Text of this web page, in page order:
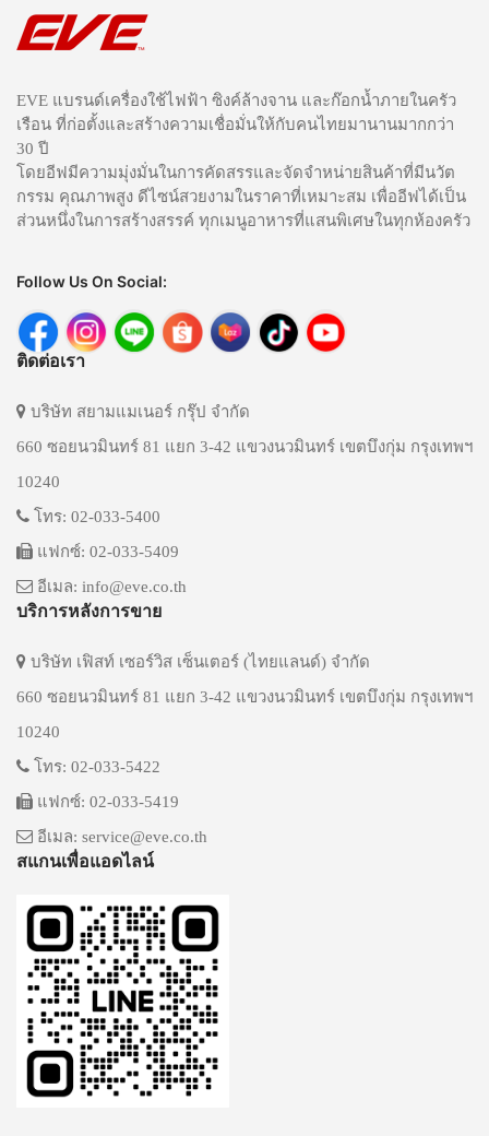
EVE แบรนด์เครื่องใช้ไฟฟ้า ซิงค์ล้างจาน และก๊อกน้ำภายในครัว
เรือน ที่ก่อตั้งและสร้างความเชื่อมั่นให้กับคนไทยมานานมากกว่า
30 ปี
โดยอีฟมีความมุ่งมั่นในการคัดสรรและจัดจำหน่ายสินค้าที่มีนวัต
กรรม คุณภาพสูง ดีไซน์สวยงามในราคาที่เหมาะสม เพื่ออีฟได้เป็น
ส่วนหนึ่งในการสร้างสรรค์ ทุกเมนูอาหารที่แสนพิเศษในทุกห้องครัว
Follow Us On Social:
ติดต่อเรา
บริษัท สยามแมเนอร์ กรุ๊ป จำกัด
660 ซอยนวมินทร์ 81 แยก 3-42 แขวงนวมินทร์ เขตบึงกุ่ม กรุงเทพฯ
10240
โทร: 02-033-5400
แฟกซ์: 02-033-5409
อีเมล: info@eve.co.th
บริการหลังการขาย
บริษัท เฟิสท์ เซอร์วิส เซ็นเตอร์ (ไทยแลนด์) จำกัด
660 ซอยนวมินทร์ 81 แยก 3-42 แขวงนวมินทร์ เขตบึงกุ่ม กรุงเทพฯ
10240
โทร: 02-033-5422
แฟกซ์: 02-033-5419
อีเมล: service@eve.co.th
สแกนเพื่อแอดไลน์